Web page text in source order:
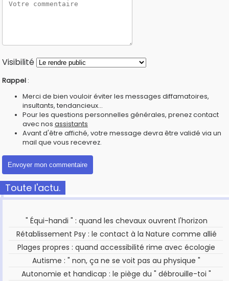
Visibilité
Rappel :
Merci de bien vouloir éviter les messages diffamatoires,
insultants, tendancieux...
Pour les questions personnelles générales, prenez contact
avec nos assistants
Avant d'être affiché, votre message devra être validé via un
mail que vous recevrez.
Toute l'actu.
" Équi-handi " : quand les chevaux ouvrent l'horizon
Rétablissement Psy : le contact à la Nature comme allié
Plages propres : quand accessibilité rime avec écologie
Autisme : " non, ça ne se voit pas au physique "
Autonomie et handicap : le piège du " débrouille-toi "